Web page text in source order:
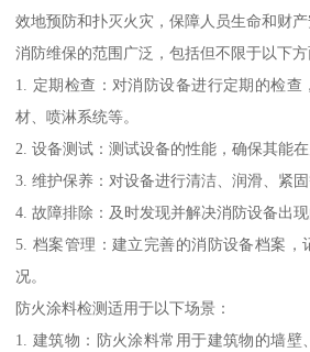
效地预防和扑灭火灾，保障人员生命和财产
消防维保的范围广泛，包括但不限于以下方
1. 定期检查：对消防设备进行定期的检查
材、喷淋系统等。
2. 设备测试：测试设备的性能，确保其能在
3. 维护保养：对设备进行清洁、润滑、紧固
4. 故障排除：及时发现并解决消防设备出现
5. 档案管理：建立完善的消防设备档案，
况。
防火涂料检测适用于以下场景：
1. 建筑物：防火涂料常用于建筑物的墙壁